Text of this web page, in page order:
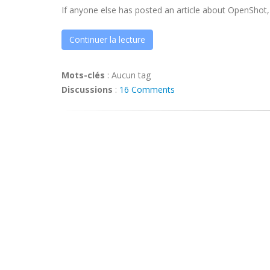
If anyone else has posted an article about OpenShot,
Continuer la lecture
Mots-clés : Aucun tag
Discussions : 16 Comments